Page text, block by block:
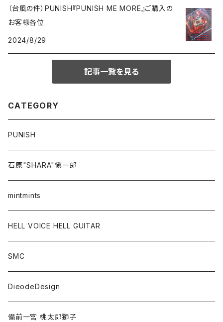
（台風の件）PUNISH『PUNISH ME MORE』ご購入の
お客様各位
2024/8/29
記事一覧を見る
CATEGORY
PUNISH
石原"SHARA"愼一郎
mintmints
HELL VOICE HELL GUITAR
SMC
DieodeDesign
備前一宮 桃太郎獅子